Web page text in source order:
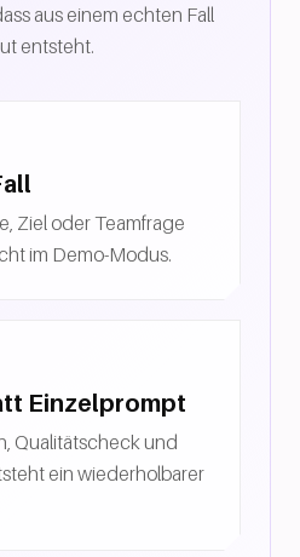
aus einem echten Fall
entsteht.
Ziel oder Teamfrage
im Demo-Modus.
Einzelprompt
Qualitätscheck und
ein wiederholbarer